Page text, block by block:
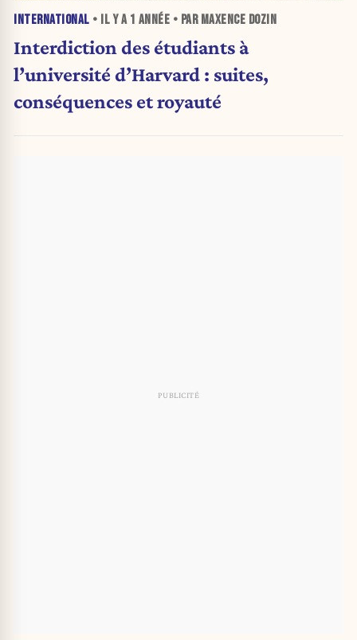
INTERNATIONAL • IL Y A 1 ANNÉE • PAR MAXENCE DOZIN
Interdiction des étudiants à
l’université d’Harvard : suites,
conséquences et royauté